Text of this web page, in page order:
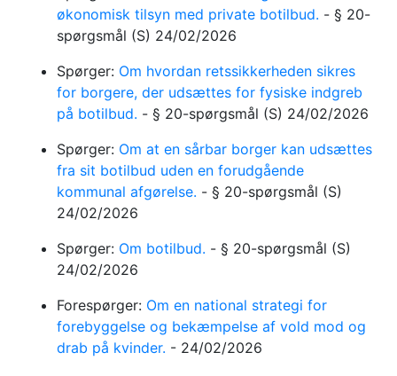
økonomisk tilsyn med private botilbud. - § 20-
spørgsmål (S) 24/02/2026
Spørger: Om hvordan retssikkerheden sikres
for borgere, der udsættes for fysiske indgreb
på botilbud. - § 20-spørgsmål (S) 24/02/2026
Spørger: Om at en sårbar borger kan udsættes
fra sit botilbud uden en forudgående
kommunal afgørelse. - § 20-spørgsmål (S)
24/02/2026
Spørger: Om botilbud. - § 20-spørgsmål (S)
24/02/2026
Forespørger: Om en national strategi for
forebyggelse og bekæmpelse af vold mod og
drab på kvinder. - 24/02/2026